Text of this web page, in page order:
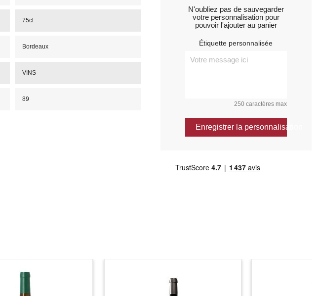
75cl
Bordeaux
VINS
89
N'oubliez pas de sauvegarder
votre personnalisation pour
pouvoir l'ajouter au panier
Étiquette personnalisée
250 caractères max
Enregistrer la personnalisation